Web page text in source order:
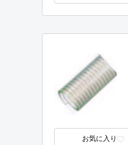
お気に入り